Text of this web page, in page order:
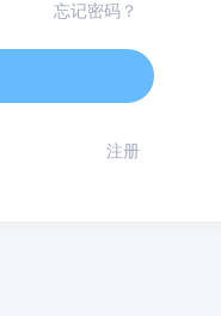
忘记密码？
注册